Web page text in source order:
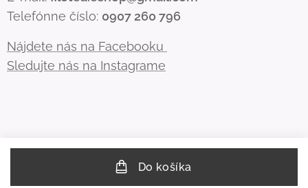
Do košíka
Telefónne číslo: 0907 260 796
Nájdete nás na Facebooku
Sledujte nás na Instagrame